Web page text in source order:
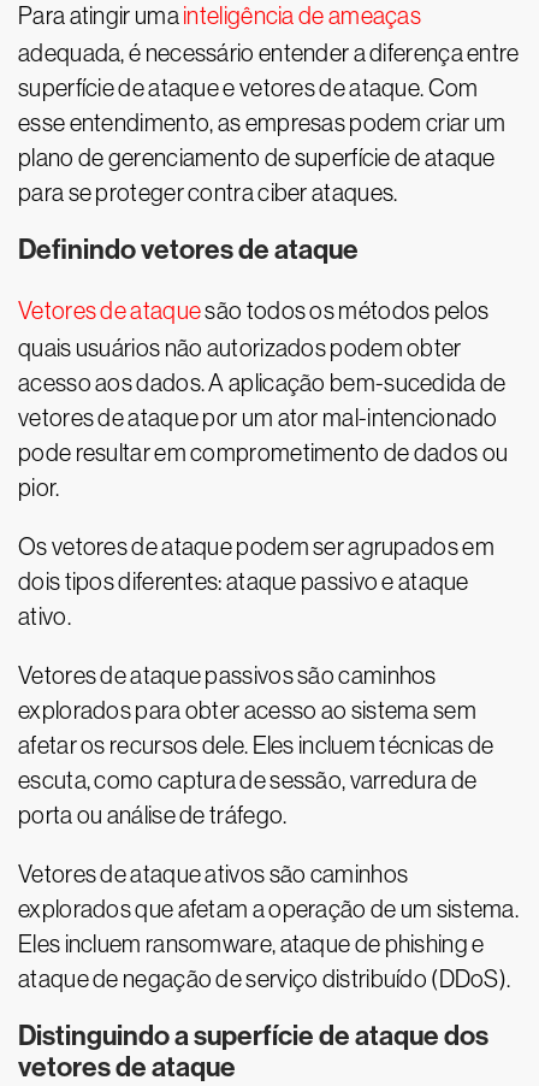
Para atingir uma inteligência de ameaças
adequada, é necessário entender a diferença entre
superfície de ataque e vetores de ataque. Com
esse entendimento, as empresas podem criar um
plano de gerenciamento de superfície de ataque
para se proteger contra ciber ataques.
Definindo vetores de ataque
Vetores de ataquesão todos os métodos pelos
quais usuários não autorizados podem obter
acesso aos dados. A aplicação bem-sucedida de
vetores de ataque por um ator mal-intencionado
pode resultar em comprometimento de dados ou
pior.
Os vetores de ataque podem ser agrupados em
dois tipos diferentes: ataque passivo e ataque
ativo.
Vetores de ataque passivos são caminhos
explorados para obter acesso ao sistema sem
afetar os recursos dele. Eles incluem técnicas de
escuta, como captura de sessão, varredura de
porta ou análise de tráfego.
Vetores de ataque ativos são caminhos
explorados que afetam a operação de um sistema.
Eles incluem ransomware, ataque de phishing e
ataque de negação de serviço distribuído (DDoS).
Distinguindo a superfície de ataque dos
vetores de ataque